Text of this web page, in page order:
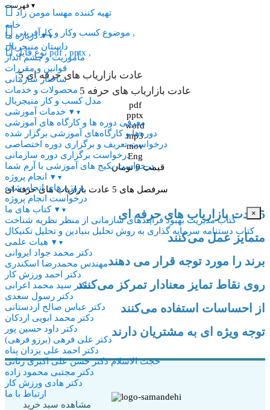
▾
خانه
درباره ما▾ ▾
داستان منیجریال
مأموریت و چشم انداز
قوانین و مقررات
ساختار سازمانی
محصولات و خدمات
مدل کسب و کار منیجریال
▾ ▾
معرفی دوره ها و کارگاه های آموزشی
دوره‌ها و کارگاه‌های آموزشی برگزار شده
درخواست تعریف و برگزاری دوره اختصاصی
درخواست برگزاری دوره سازمانی
درخواست پکیج های آموزشی با آرم شما
▾ ▾
پروژه های انجام شده
درخواست انجام پروژه
▾ ▾
کتاب مدیریت بهبود فرایندهای سازمانی از منظر نظریه شناخت
کتاب دستنامه سرمایه گذاری به روش تحلیل بنیادین و تحلیل تکنیکال
▾ ▾
دکتر محمد جواد ایروانی
مهندس محمدرضا اسکندری
دکتر احمد ورزش کار
دکتر سید محمد اعرابی
دکتر رسول سعدی
دکتر عباس صالح اردستانی
دکتر محمد ابویی اردکان
دکتر داود حسین پور
دکتر علی فرهی (برزو فرهی)
دکتر احمد علی یزدان پناه
حجت الاسلام دكتر حسن علی اکبری رنانی
دکتر مجتبی محمود زاده
دکتر هادی ورزش کار
ارتباط با ما
مشاهده سبد خرید
 تهیه کننده مهسا مومن زاد
 موضوع کسب وکار و کارآفرینی ,
 نوع فایلpdf , pptx ,
5 عادت بازاریاب های حرفه ای
5 عادت بازاریاب های حرفه
pdf
pptx
word
mp3
mov
Eng
قیمت 0 تومان
سرفصل های 5 عادت بازاریاب های حرفه ای
× 5عادت بازاریاب های حرفه ای
متمایز عمل می‌کنند
برند را مورد توجه قرار می دهند
روی نقاط تمایز معنادار تمرکز می‌کنند
از احساسات استفاده می‌کنند
توجه ویژه ای به مشتریان دارند